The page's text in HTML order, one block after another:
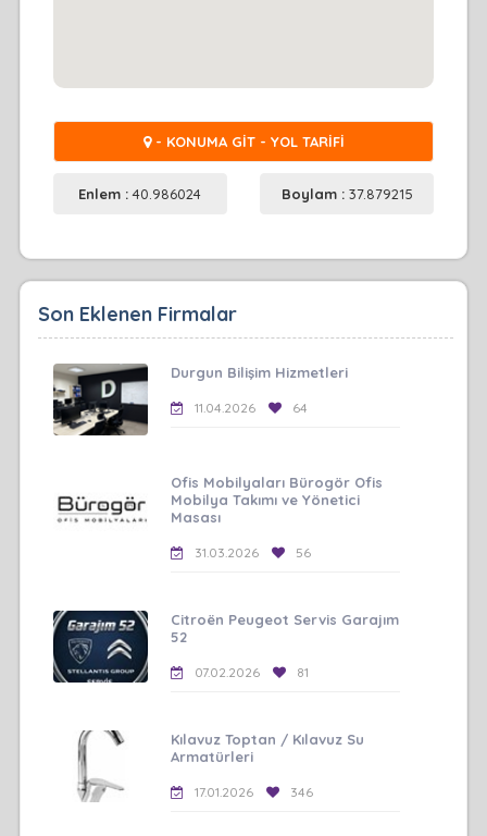
- KONUMA GİT - YOL TARİFİ
Enlem :40.986024 Boylam : 37.879215
Son Eklenen Firmalar
Durgun Bilişim Hizmetleri
11.04.2026 64
Ofis Mobilyaları Bürogör Ofis
Mobilya Takımı ve Yönetici
Masası
31.03.2026 56
Citroën Peugeot Servis Garajım
52
07.02.2026 81
Kılavuz Toptan / Kılavuz Su
Armatürleri
17.01.2026 346